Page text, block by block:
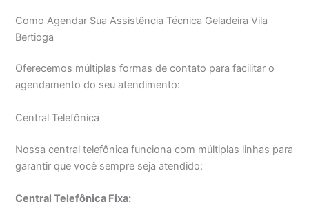
Como Agendar Sua Assistência Técnica Geladeira Vila
Bertioga
Oferecemos múltiplas formas de contato para facilitar o
agendamento do seu atendimento:
Central Telefônica
Nossa central telefônica funciona com múltiplas linhas para
garantir que você sempre seja atendido:
Central Telefônica Fixa: